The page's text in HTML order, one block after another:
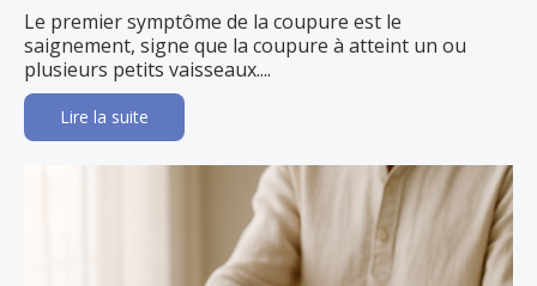
Le premier symptôme de la coupure est le
saignement, signe que la coupure à atteint un ou
plusieurs petits vaisseaux....
Lire la suite